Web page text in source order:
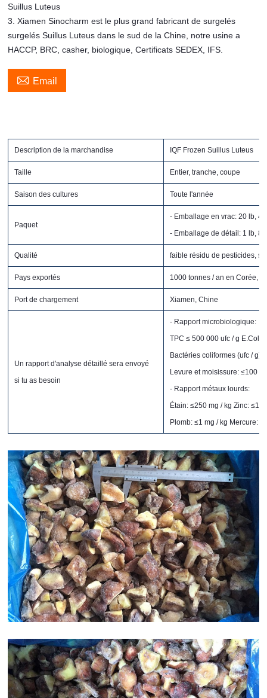
Suillus Luteus
3. Xiamen Sinocharm est le plus grand fabricant de surgelés
surgelés Suillus Luteus dans le sud de la Chine, notre usine a
HACCP, BRC, casher, biologique, Certificats SEDEX, IFS.
 Email
Description de la marchandise IQF Frozen Suillus Luteus
Taille Entier, tranche, coupe
Saison des cultures Toute l'année
Paquet
- Emballage en vrac: 20 lb,
- Emballage de détail: 1 lb, 8
Qualité faible résidu de pesticides,
Pays exportés 1000 tonnes / an en Corée,
Port de chargement Xiamen, Chine
Un rapport d'analyse détaillé sera envoyé
si tu as besoin
- Rapport microbiologique:
TPC ≤ 500 000 ufc / g E.Coli
Bactéries coliformes (ufc / g):
Levure et moisissure:
- Rapport métaux lourds:
Étain: ≤250 mg / kg Zinc:
Plomb: ≤1 mg / kg Mercure: